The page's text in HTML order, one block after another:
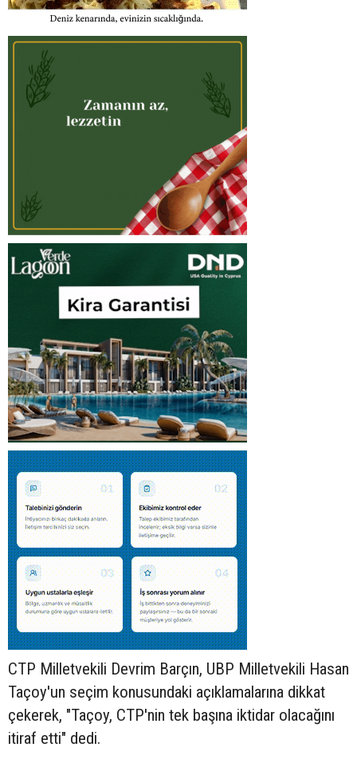
CTP Milletvekili Devrim Barçın, UBP Milletvekili Hasan
Taçoy'un seçim konusundaki açıklamalarına dikkat
çekerek, "Taçoy, CTP'nin tek başına iktidar olacağını
itiraf etti" dedi.